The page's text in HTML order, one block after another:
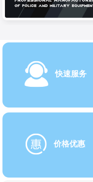
快速服务
价格优惠